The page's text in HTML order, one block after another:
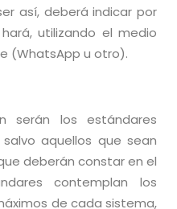
así, deberá indicar por
utilizando el medio
(WhatsApp u otro).
serán los estándares
aquellos que sean
deberán constar en el
contemplan los
de cada sistema,